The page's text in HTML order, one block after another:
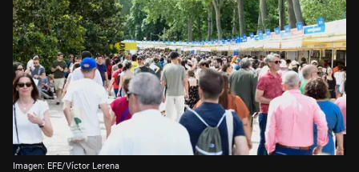
Imagen: EFE/Víctor Lerena